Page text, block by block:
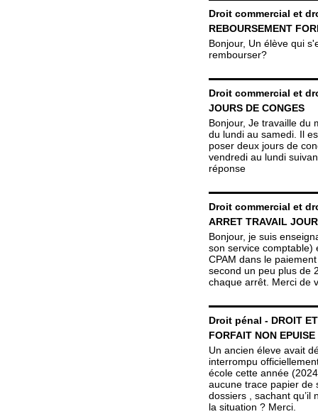
Droit commercial et
REBOURSEMENT
Bonjour, Un élève qui
rembourser?
Droit commercial et
JOURS DE CONGES
Bonjour, Je travaille du
du lundi au samedi. Il
poser deux jours de
vendredi au lundi
réponse
Droit commercial et
ARRET TRAVAIL
Bonjour, je suis
son service comptable)
CPAM dans le
second un peu plus de
chaque arrêt. Merci de
Droit pénal - DROIT
FORFAIT NON
Un ancien éleve avait
interrompu
école cette année
aucune trace papier de
dossiers , sachant qu’il
la situation ? Merci.